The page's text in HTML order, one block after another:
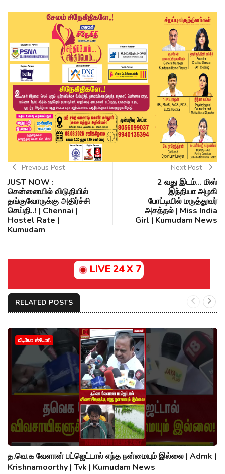
Previous Post
JUST NOW :
சென்னையில் விடுதியில்
தங்குவோருக்கு அதிர்ச்சி
செய்தி..! | Chennai |
Hostel Rate |
Kumudam
Next Post
2 வது இடம்... மிஸ்
இந்தியா அழகி
போட்டியில் மருத்துவர்
அசத்தல் | Miss India
Girl | Kumudam News
LIVE 24 X 7
RELATED POSTS
வீடியோ ஸ்டோரி
த.வெ.க வேளான் பட்ஜெட்டால் எந்த நன்மையும் இல்லை | Admk |
Krishnamoorthy | Tvk | Kumudam News